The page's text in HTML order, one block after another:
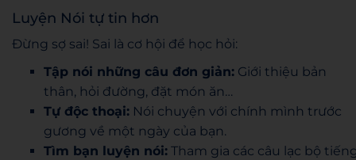
Luyện Nói tự tin hơn
Đừng sợ sai! Sai là cơ hội để học hỏi:
Tập nói những câu đơn giản: Giới thiệu bản
thân, hỏi đường, đặt món ăn…
Tự độc thoại: Nói chuyện với chính mình trước
gương về một ngày của bạn.
Tìm bạn luyện nói: Tham gia các câu lạc bộ